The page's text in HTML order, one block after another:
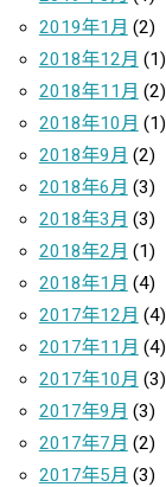
2019年1月 (2)
2018年12月 (1)
2018年11月 (2)
2018年10月 (1)
2018年9月 (2)
2018年6月 (3)
2018年3月 (3)
2018年2月 (1)
2018年1月 (4)
2017年12月 (4)
2017年11月 (4)
2017年10月 (3)
2017年9月 (3)
2017年7月 (2)
2017年5月 (3)